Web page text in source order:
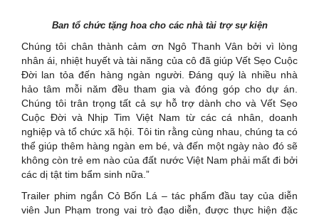
Ban tổ chức tặng hoa cho các nhà tài trợ sự kiện
Chúng tôi chân thành cảm ơn Ngô Thanh Vân bởi vì lòng
nhân ái, nhiệt huyết và tài năng của cô đã giúp Vết Sẹo Cuộc
Đời lan tỏa đến hàng ngàn người. Đáng quý là nhiều nhà
hảo tâm mỗi năm đều tham gia và đóng góp cho dự án.
Chúng tôi trân trọng tất cả sự hỗ trợ dành cho và Vết Sẹo
Cuộc Đời và Nhịp Tim Việt Nam từ các cá nhân, doanh
nghiệp và tổ chức xã hội. Tôi tin rằng cùng nhau, chúng ta có
thể giúp thêm hàng ngàn em bé, và đến một ngày nào đó sẽ
không còn trẻ em nào của đất nước Việt Nam phải mất đi bởi
các dị tật tim bẩm sinh nữa.”
Trailer phim ngắn Cỏ Bốn Lá – tác phẩm đầu tay của diễn
viên Jun Phạm trong vai trò đạo diễn, được thực hiện đặc